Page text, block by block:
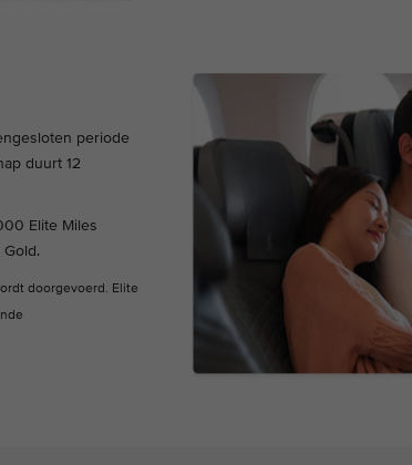
periode
duurt 12
Elite Miles
doorgevoerd. Elite